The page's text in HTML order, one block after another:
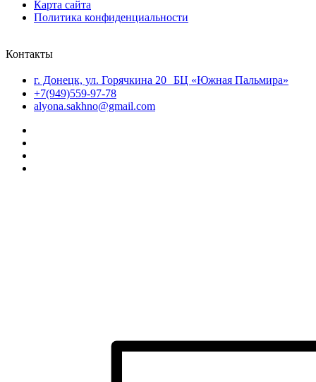
Карта сайта
Политика конфиденциальности
Контакты
г. Донецк, ул. Горячкина 20 БЦ «Южная Пальмира»
+7(949)559-97-78
alyona.sakhno@gmail.com